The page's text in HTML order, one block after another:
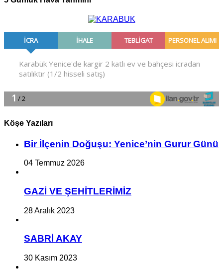
Köşe Yazıları
Bir İlçe­nin Do­ğu­şu: Ye­ni­ce’nin Gurur Günü
04 Temmuz 2026
GAZİ VE ŞEHİTLERİMİZ
28 Aralık 2023
SABRİ AKAY
30 Kasım 2023